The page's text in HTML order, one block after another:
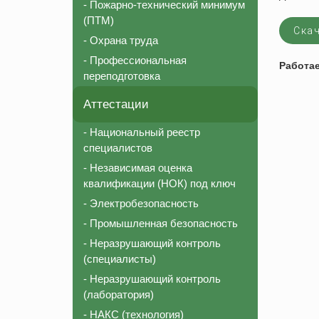
Соответствие должности для СРО
Внесение в реестр НОСТРОЙ
Аттестация строительной лаборатории
Независимая оценка квалификации (НОК)
Национальный реестр специалистов (НРС)
Охрана
- Пожарно-технический минимум
(ПТМ)
- Охрана труда
- Профессиональная
переподготовка
Аттестации
- Национальный реестр
специалистов
- Независимая оценка
квалификации (НОК) под ключ
- Электробезопасность
- Промышленная безопасность
- Неразрушающий контроль
(специалисты)
- Неразрушающий контроль
(лаборатория)
- НАКС (технология)